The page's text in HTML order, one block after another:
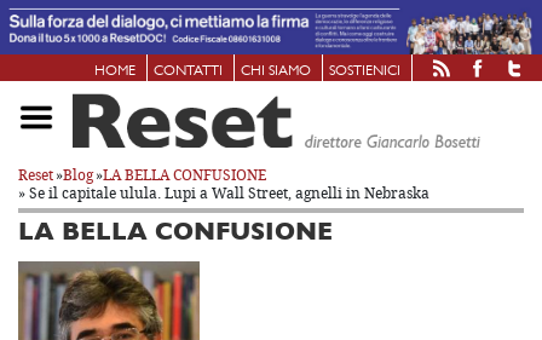
HOME CONTATTI CHI SIAMO SOSTIENICI
Reset»Blog»LA BELLA CONFUSIONE
» Se il capitale ulula. Lupi a Wall Street, agnelli in Nebraska
LA BELLA CONFUSIONE